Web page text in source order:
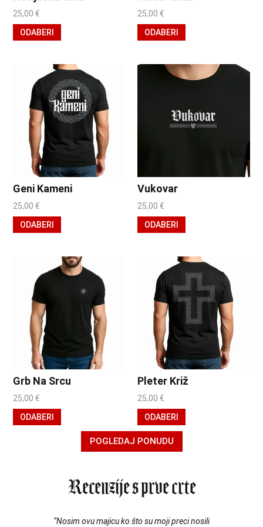
25,00€
ODABERI
25,00 €
ODABERI
Geni Kameni
25,00€
ODABERI
Vukovar
25,00 €
ODABERI
Grb Na Srcu
25,00€
ODABERI
Pleter Križ
25,00 €
ODABERI
POGLEDAJ PONUDU
Recenzije s prve crte
ko što su moji preci nosili “Majica sjeda kao dobro planirana